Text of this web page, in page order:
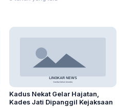
Kadus Nekat Gelar Hajatan,
Kades Jati Dipanggil Kejaksaan